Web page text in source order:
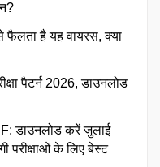
है यह वायरस, क्या
पैटर्न 2026, डाउनलोड
डाउनलोड करें जुलाई
परीक्षाओं के लिए बेस्ट